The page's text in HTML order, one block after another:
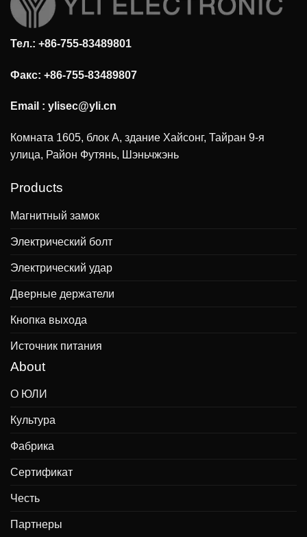
Тел.: +86-755-83489801
Факс: +86-755-83489807
Email : ylisec@yli.cn
Комната 1605, блок А, здание Хайсонг, Тайран 9-я
улица, Район Футянь, Шэньчжэнь
Products
Магнитный замок
Электрический болт
Электрический удар
Дверные держатели
Кнопка выхода
Источник питания
About
О ЮЛИ
Культура
Фабрика
Сертификат
Честь
Партнеры